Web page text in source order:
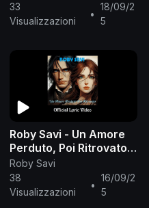
Video)
33
Visualizzazioni
•
18/09/2
5
Roby Savi - Un Amore
Perduto, Poi Ritrovato
(Official Lyric Video)
Roby Savi
38
Visualizzazioni
•
16/09/2
5